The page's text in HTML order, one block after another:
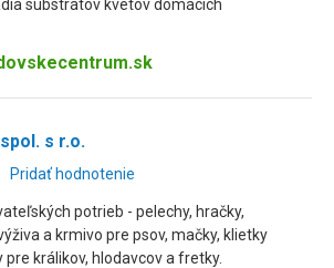
substrátov kvetov domácich
s r.o.
Pridať hodnotenie
potrieb - pelechy, hračky,
a krmivo pre psov, mačky, klietky
pre králikov, hlodavcov a fretky.